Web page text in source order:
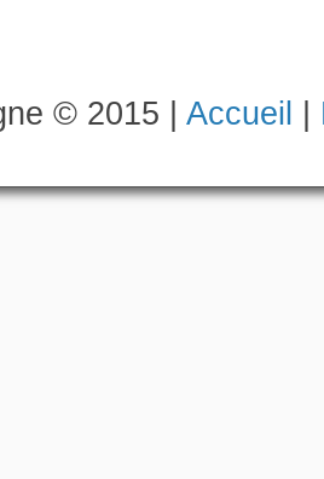
© 2015 | Accueil